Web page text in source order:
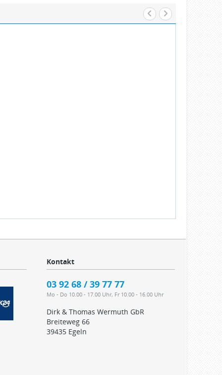
Kontakt
03 92 68 / 39 77 77
Mo - Do 10.00 - 17.00 Uhr, Fr 10.00 - 16.00 Uhr
Dirk & Thomas Wermuth GbR
Breiteweg 66
39435 Egeln